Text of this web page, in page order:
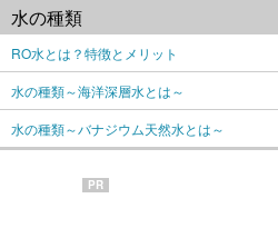
水の種類
RO水とは？特徴とメリット
水の種類～海洋深層水とは～
水の種類～バナジウム天然水とは～
PR